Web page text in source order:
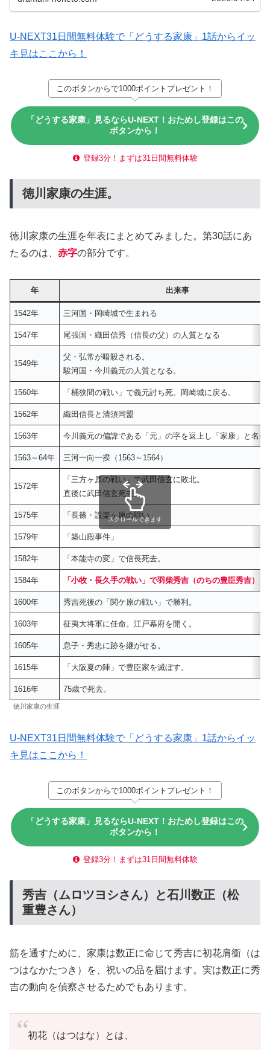
U-NEXT31日間無料体験で「どうする家康」1話からイッ
キ見はここから！
このボタンからで1000ポイントプレゼント！
「どうする家康」見るならU-NEXT！おためし登録はこの
ボタンから！
登録3分！まずは31日間無料体験
徳川家康の生涯。
徳川家康の生涯を年表にまとめてみました。第30話にあ
たるのは、 赤字の部分です。
年 出来事
1542年 三河国・岡崎城で生まれる
1547年 尾張国・織田信秀（信長の父）の人質となる
1549年
父・弘常が暗殺される。
駿河国・今川義元の人質となる。
1560年 「桶狭間の戦い」で義元討ち死。岡崎城に戻る。
1562年 織田信長と清須同盟
1563年 今川義元の偏諱である「元」の字を返上し「家康」と名乗
1563～64年 三河一向一揆（1563～1564）
1572年
「三方ヶ原の戦い」で武田信玄に敗北。
直後に武田信玄死去。
1575年 「長篠・設楽ヶ原の戦い」
1579年 「築山殿事件」
1582年 「本能寺の変」で信長死去。
1584年 「小牧・長久手の戦い」で羽柴秀吉（のちの豊臣秀吉）と
1600年 秀吉死後の「関ケ原の戦い」で勝利。
1603年 征夷大将軍に任命。江戸幕府を開く。
1605年 息子・秀忠に跡を継がせる。
1615年 「大阪夏の陣」で豊臣家を滅ぼす。
1616年 75歳で死去。
スクロールできます
徳川家康の生涯
U-NEXT31日間無料体験で「どうする家康」1話からイッ
キ見はここから！
このボタンからで1000ポイントプレゼント！
「どうする家康」見るならU-NEXT！おためし登録はこの
ボタンから！
登録3分！まずは31日間無料体験
秀吉（ムロツヨシさん）と石川数正（松
重豊さん）
筋を通すために、家康は数正に命じて秀吉に初花肩衝（は
つはなかたつき）を、祝いの品を届けます。実は数正に秀
吉の動向を偵察させるためでもあります。
初花（はつはな）とは、